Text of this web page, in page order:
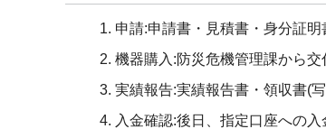
申請:申請書・見積書・身分証明
機器購入:防災危機管理課から
実績報告:実績報告書・領収書(
入金確認:後日、指定口座への入